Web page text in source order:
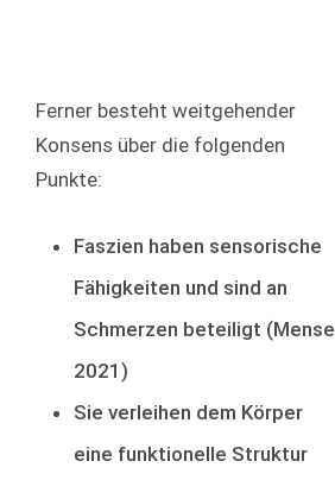
Ferner besteht weitgehender
Konsens über die folgenden
Punkte:
Faszien haben sensorische
Fähigkeiten und sind an
Schmerzen beteiligt (Mense
2021)
Sie verleihen dem Körper
eine funktionelle Struktur